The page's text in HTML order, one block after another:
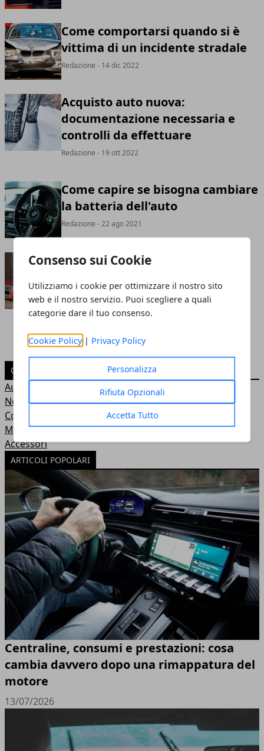
Consenso sui Cookie
Utilizziamo i cookie per ottimizzare il nostro sito
web e il nostro servizio. Puoi scegliere a quali
categorie dare il tuo consenso.
Cookie Policy | Privacy Policy
Personalizza
Rifiuta Opzionali
Accetta Tutto
Come comportarsi quando si è
vittima di un incidente stradale
Redazione - 14 dic 2022
Acquisto auto nuova:
documentazione necessaria e
controlli da effettuare
Redazione - 19 ott 2022
Come capire se bisogna cambiare
la batteria dell'auto
Redazione - 22 ago 2021
Come cambiare una ruota
CATEGORIE
Auto
News
Consigli
Moto
Accessori
ARTICOLI POPOLARI
Centraline, consumi e prestazioni: cosa
cambia davvero dopo una rimappatura del
motore
13/07/2026